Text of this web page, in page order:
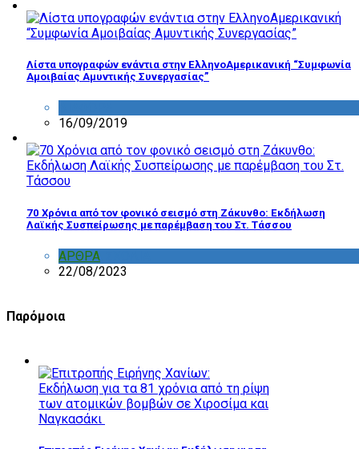
Λίστα υπογραφών ενάντια στην ΕλληνοΑμερικανική “Συμφωνία
Αμοιβαίας Αμυντικής Συνεργασίας”
16/09/2019
70 Χρόνια από τον φονικό σεισμό στη Ζάκυνθο: Εκδήλωση
Λαϊκής Συσπείρωσης με παρέμβαση του Στ. Τάσσου
ΑΡΘΡΑ
22/08/2023
Παρόμοια